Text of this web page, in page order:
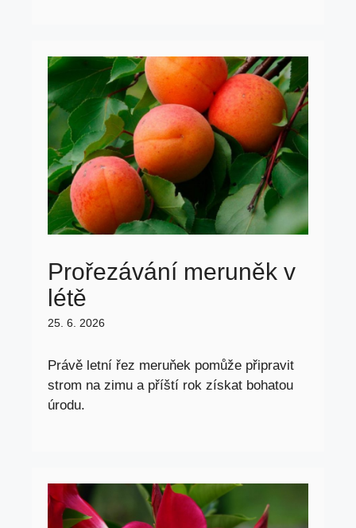
Prořezávání meruněk v
létě
25. 6. 2026
Právě letní řez meruňek pomůže připravit
strom na zimu a příští rok získat bohatou
úrodu.